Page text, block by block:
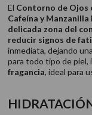
El Contorno de Ojos
Cafeína y Manzanilla
delicada zona del
reducir signos de
inmediata, dejando
para todo tipo de piel,
fragancia, ideal para